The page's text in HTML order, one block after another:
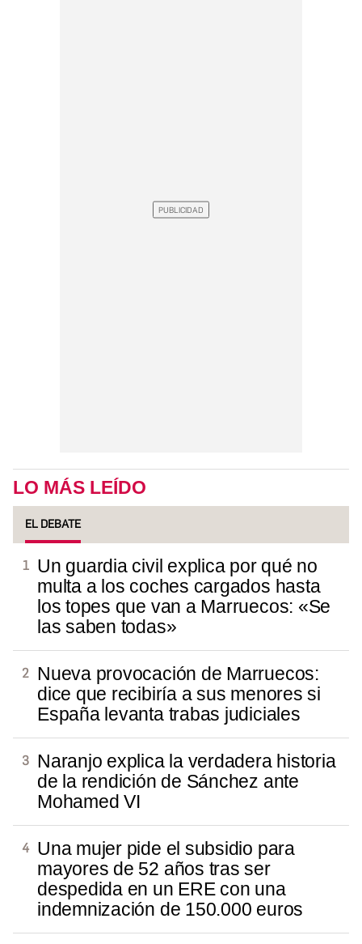
LO MÁS LEÍDO
EL DEBATE
Un guardia civil explica por qué no
multa a los coches cargados hasta
los topes que van a Marruecos: «Se
las saben todas»
Nueva provocación de Marruecos:
dice que recibiría a sus menores si
España levanta trabas judiciales
Naranjo explica la verdadera historia
de la rendición de Sánchez ante
Mohamed VI
Una mujer pide el subsidio para
mayores de 52 años tras ser
despedida en un ERE con una
indemnización de 150.000 euros